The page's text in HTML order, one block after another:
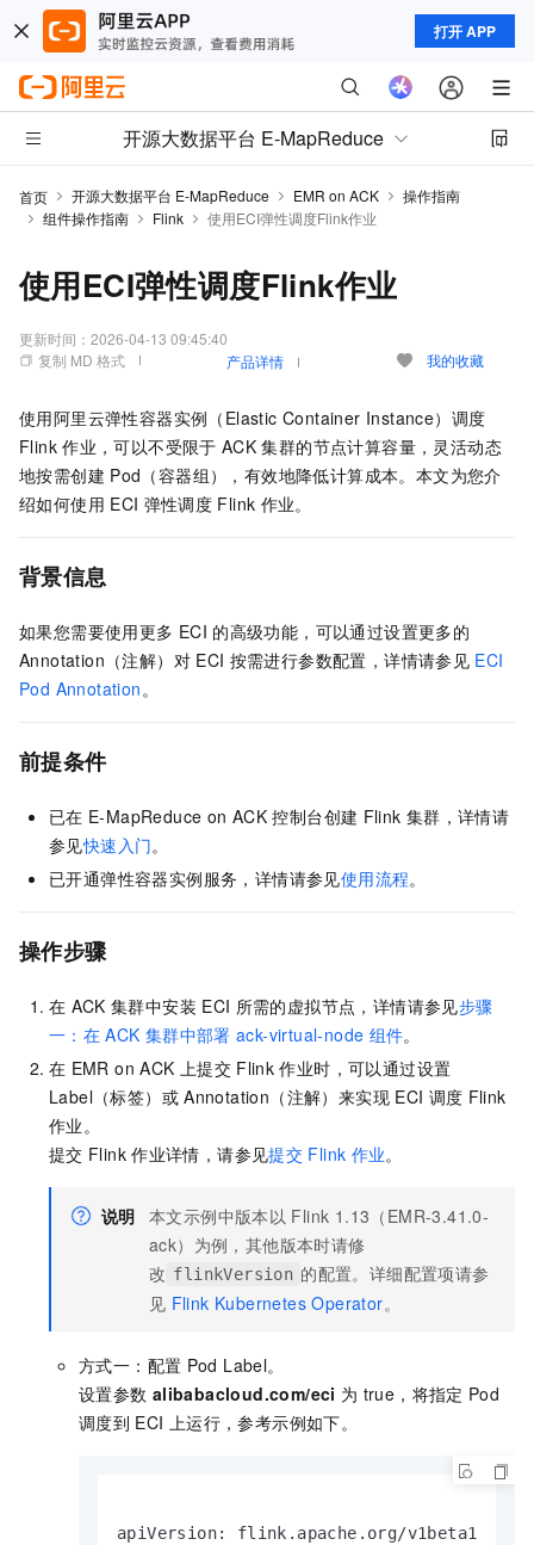
打开 APP
开源大数据平台 E-MapReduce
首页 开源大数据平台 E-MapReduce EMR on ACK
操作指南
组件操作指南
Flink 使用ECI弹性调度Flink作业
使用ECI弹性调度Flink作业
更新时间： 2026-04-13 09:45:40
复制 MD 格式
产品详情 我的收藏
使用阿里云弹性容器实例（Elastic Container Instance）调度
Flink 作业，可以不受限于 ACK 集群的节点计算容量，灵活动态
地按需创建 Pod（容器组），有效地降低计算成本。本文为您介
绍如何使用 ECI 弹性调度 Flink 作业。
背景信息
如果您需要使用更多 ECI 的高级功能，可以通过设置更多的
Annotation（注解）对 ECI 按需进行参数配置，详情请参见 ECI
Pod Annotation。
前提条件
已在 E-MapReduce on ACK 控制台创建 Flink 集群，详情请
参见快速入门。
已开通弹性容器实例服务，详情请参见使用流程。
操作步骤
在 ACK 集群中安装 ECI 所需的虚拟节点，详情请参见步骤
一：在 ACK 集群中部署 ack-virtual-node 组件。
在 EMR on ACK 上提交 Flink 作业时，可以通过设置
Label（标签）或 Annotation（注解）来实现 ECI 调度 Flink
作业。
提交 Flink 作业详情，请参见提交 Flink 作业。
说明 本文示例中版本以 Flink 1.13（EMR-3.41.0-
ack）为例，其他版本时请修
改 flinkVersion 的配置。详细配置项请参
见 Flink Kubernetes Operator。
方式一：配置 Pod Label。
设置参数 alibabacloud.com/eci 为 true，将指定 Pod
调度到 ECI 上运行，参考示例如下。
apiVersion: flink.apache.org/v1beta1